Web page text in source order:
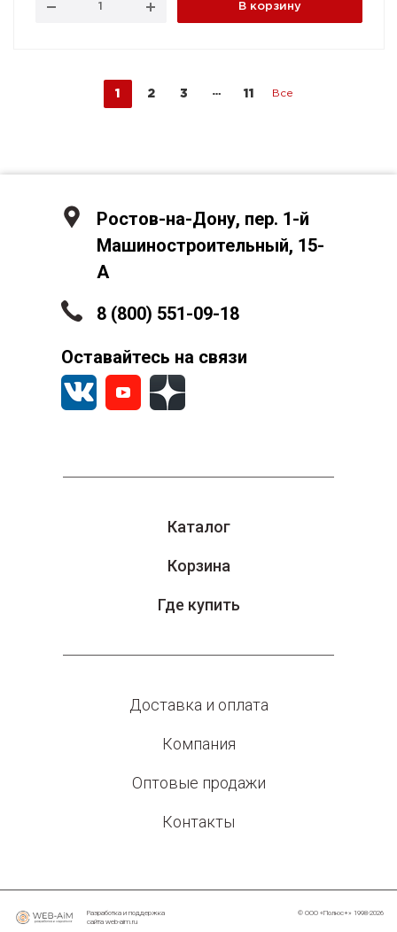
В корзину
1 2 3 11 Все
Каталог
Корзина
Где купить
Доставка и оплата
Компания
Оптовые продажи
Контакты
Ростов-на-Дону, пер. 1-й
Машиностроительный, 15-
А
8 (800) 551-09-18
Оставайтесь на связи
Разработка и поддержка
сайта web-aim.ru
© ООО «Полюс+» 1998-2026